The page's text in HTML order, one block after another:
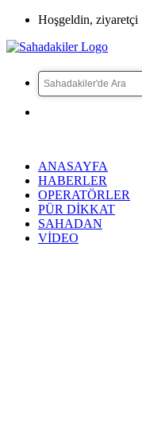
Hoşgeldin, ziyaretçi
ANASAYFA
HABERLER
OPERATÖRLER
PÜR DİKKAT
SAHADAN
VİDEO